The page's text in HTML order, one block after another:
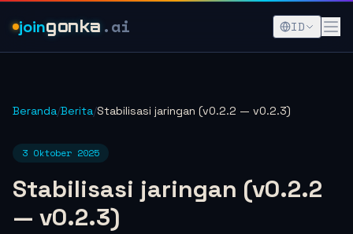
joingonka .ai ID
Beranda/Berita/Stabilisasi jaringan (v0.2.2 — v0.2.3)
3 Oktober 2025
Stabilisasi jaringan (v0.2.2
— v0.2.3)